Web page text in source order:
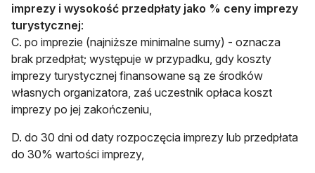
imprezy i wysokość przedpłaty jako % ceny imprezy
turystycznej:
C. po imprezie (najniższe minimalne sumy) - oznacza
brak przedpłat; występuje w przypadku, gdy koszty
imprezy turystycznej finansowane są ze środków
własnych organizatora, zaś uczestnik opłaca koszt
imprezy po jej zakończeniu,
D. do 30 dni od daty rozpoczęcia imprezy lub przedpłata
do 30% wartości imprezy,